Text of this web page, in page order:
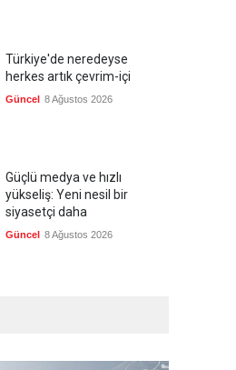
Türkiye'de neredeyse
herkes artık çevrim-içi
Güncel 8 Ağustos 2026
Güçlü medya ve hızlı
yükseliş: Yeni nesil bir
siyasetçi daha
Güncel 8 Ağustos 2026